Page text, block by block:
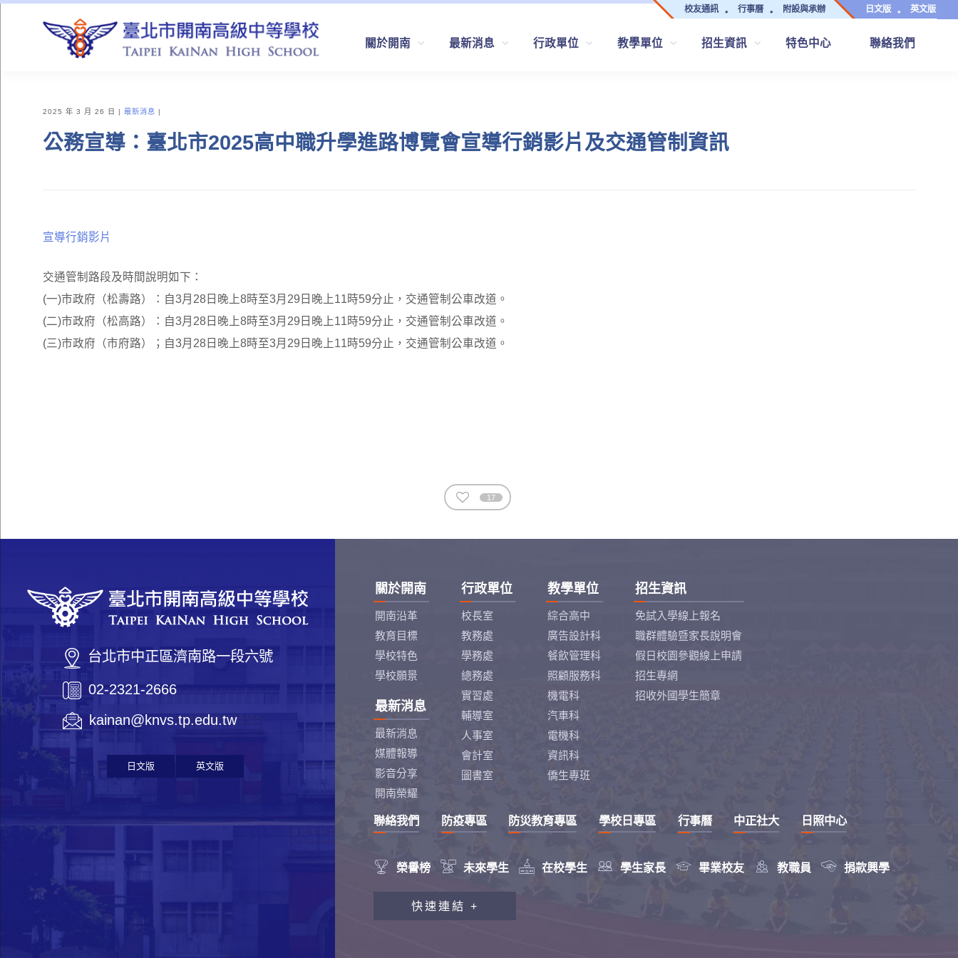
校友通訊 行事曆 附設與承辦 日文版 英文版
關於開南 最新消息 行政單位 教學單位 招生資訊 特色中心 聯絡我們
QUICK LINKS
2025 年 3 月 26 日 最新消息
公務宣導：臺北市2025高中職升學進路博覽會宣導行銷影片及交通管制資訊
宣導行銷影片
交通管制路段及時間說明如下：
(一)市政府（松壽路）：自3月28日晚上8時至3月29日晚上11時59分止，交通管制公車改道。
(二)市政府（松高路）：自3月28日晚上8時至3月29日晚上11時59分止，交通管制公車改道。
(三)市政府（市府路）；自3月28日晚上8時至3月29日晚上11時59分止，交通管制公車改道。
17
台北市中正區濟南路一段六號
02-2321-2666
kainan@knvs.tp.edu.tw
日文版 英文版
關於開南
開南沿革
教育目標
學校特色
學校願景
最新消息
最新消息
媒體報導
影音分享
開南榮耀
行政單位
校長室
教務處
學務處
總務處
實習處
輔導室
人事室
會計室
圖書室
教學單位
綜合高中
廣告設計科
餐飲管理科
照顧服務科
機電科
汽車科
電機科
資訊科
僑生專班
招生資訊
免試入學線上報名
職群體驗暨家長說明會
假日校園參觀線上申請
招生專網
招收外國學生簡章
 榮譽榜  未來學生  在校學生  學生家長  畢業校友  教職員  捐款興學
聯絡我們 防疫專區 防災教育專區 學校日專區 行事曆 中正社大 日照中心
快速連結 +
教職員工研習專區